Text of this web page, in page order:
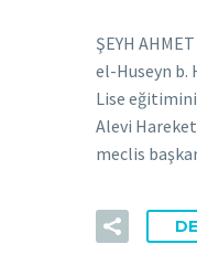
ŞEYH
el-Huseyn b.
Lise
Alevi
meclis